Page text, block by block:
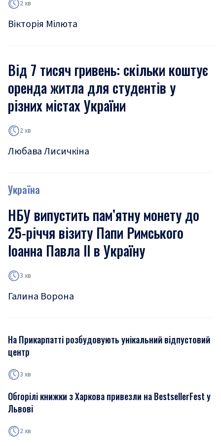
2 хв
Вікторія Мілюта
Від 7 тисяч гривень: скільки коштує
оренда житла для студентів у
різних містах України
2 хв
Любава Лисичкіна
Україна
НБУ випустить пам’ятну монету до
25-річчя візиту Папи Римського
Іоанна Павла ІІ в Україну
3 хв
Галина Ворона
На Прикарпатті розбудовують унікальний відпустовий
центр
3 хв
Обгорілі книжки з Харкова привезли на BestsellerFest у
Львові
2 хв